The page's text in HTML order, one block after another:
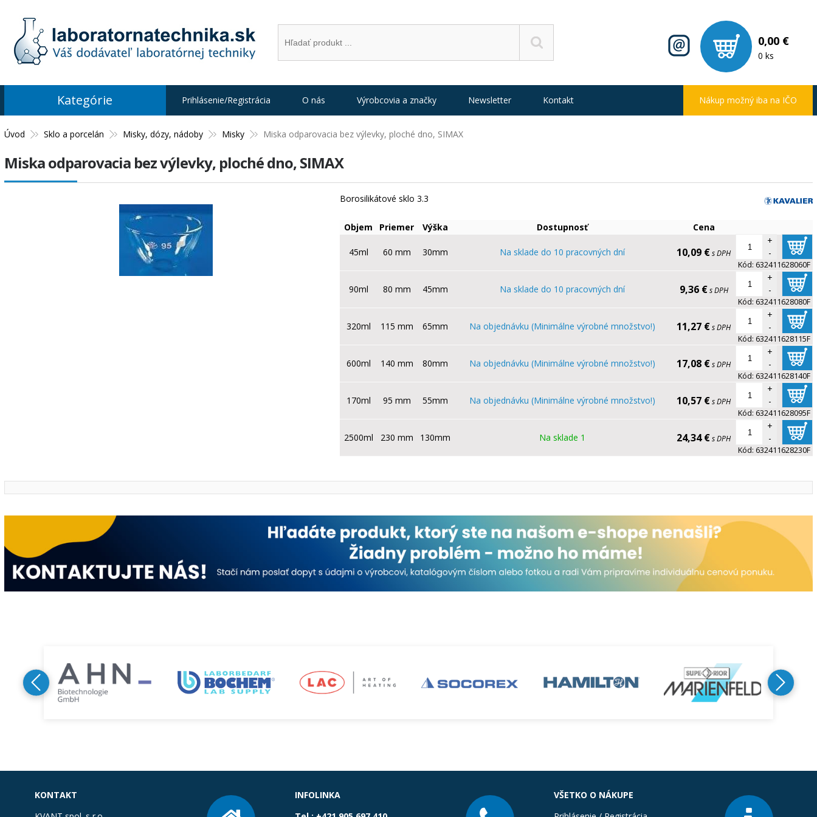
0,00 €
0 ks
Úvod Sklo a porcelán Misky, dózy, nádoby Misky Miska odparovacia bez výlevky, ploché dno, SIMAX
Miska odparovacia bez výlevky, ploché dno, SIMAX
Borosilikátové sklo 3.3
Objem Priemer Výška Dostupnosť Cena
45ml 60 mm 30mm Na sklade do 10 pracovných dní 10,09 €s DPH
+
-
Kód: 632411628060F
90ml 80 mm 45mm Na sklade do 10 pracovných dní 9,36 € s DPH
+
-
Kód: 632411628080F
320ml 115 mm 65mm Na objednávku (Minimálne výrobné množstvo!) 11,27 €s DPH
+
-
Kód: 632411628115F
600ml 140 mm 80mm Na objednávku (Minimálne výrobné množstvo!) 17,08 €s DPH
+
-
Kód: 632411628140F
170ml 95 mm 55mm Na objednávku (Minimálne výrobné množstvo!) 10,57 €s DPH
+
-
Kód: 632411628095F
2500ml 230 mm 130mm Na sklade 1 24,34 €s DPH
+
-
Kód: 632411628230F
Kategórie Prihlásenie/Registrácia O nás Výrobcovia a značky Newsletter Kontakt Nákup možný iba na IČO
KONTAKT
INFOLINKA
VŠETKO O NÁKUPE